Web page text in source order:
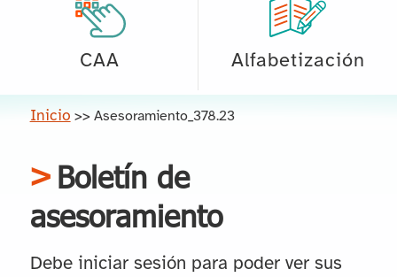
CAA Alfabetización
Inicio >> Asesoramiento_378.23
Boletín de
asesoramiento
Debe iniciar sesión para poder ver sus